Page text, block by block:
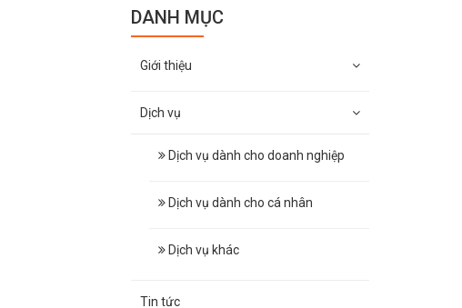
DANH MỤC
Giới thiệu
Dịch vụ
Dịch vụ dành cho doanh nghiệp
Dịch vụ dành cho cá nhân
Dịch vụ khác
Tin tức